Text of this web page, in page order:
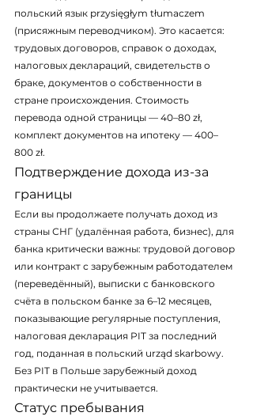
польский язык przysięgłym tłumaczem
(присяжным переводчиком). Это касается:
трудовых договоров, справок о доходах,
налоговых деклараций, свидетельств о
браке, документов о собственности в
стране происхождения. Стоимость
перевода одной страницы — 40–80 zł,
комплект документов на ипотеку — 400–
800 zł.
Подтверждение дохода из-за
границы
Если вы продолжаете получать доход из
страны СНГ (удалённая работа, бизнес), для
банка критически важны: трудовой договор
или контракт с зарубежным работодателем
(переведённый), выписки с банковского
счёта в польском банке за 6–12 месяцев,
показывающие регулярные поступления,
налоговая декларация PIT за последний
год, поданная в польский urząd skarbowy.
Без PIT в Польше зарубежный доход
практически не учитывается.
Статус пребывания